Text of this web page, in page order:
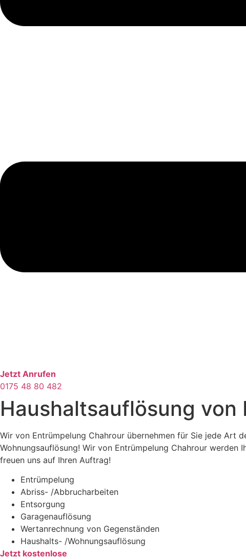
Jetzt Anrufen
0175 48 80 482
Haushaltsauflösung von
Wir von Entrümpelung Chahrour übernehmen für Sie jede Art
Wohnungsauflösung! Wir von Entrümpelung Chahrour
freuen uns auf Ihren Auftrag!
Entrümpelung
Abriss- /Abbrucharbeiten
Entsorgung
Garagenauflösung
Wertanrechnung von Gegenständen
Haushalts- /Wohnungsauflösung
Jetzt kostenlose